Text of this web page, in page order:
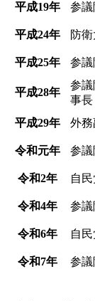
平成19年
参
平成24年 防
平成25年 参
平成28年
参
事長
平成29年
外務
令和元年 参議
令和2年 自
令和4年 参
令和6年 自
令和7年 参議